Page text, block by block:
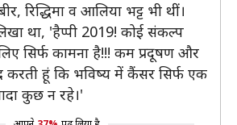
रिद्धिमा व आलिया भट्ट भी थीं।
था, 'हैप्पी 2019! कोई संकल्प
सिर्फ कामना है!!! कम प्रदूषण और
करती हूं कि भविष्य में कैंसर सिर्फ एक
कुछ न रहे।'